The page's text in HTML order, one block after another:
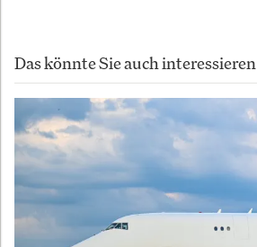
Das könnte Sie auch interessieren